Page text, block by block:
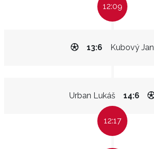
12:09
Kubový Jan
13:6
Urban Lukáš 14:6
12:17